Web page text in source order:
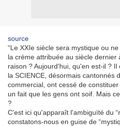
source
“Le XXIe siècle sera mystique ou
la crème attribuée au siècle dernier
raison ? Aujourd'hui, qu'en est-il ?
la SCIENCE, désormais cantonnés
commercial, ont cessé de
un fait que les gens ont soif. Mais
?
C'est ici qu'apparaît l'ambiguïté du
constatons-nous en guise de